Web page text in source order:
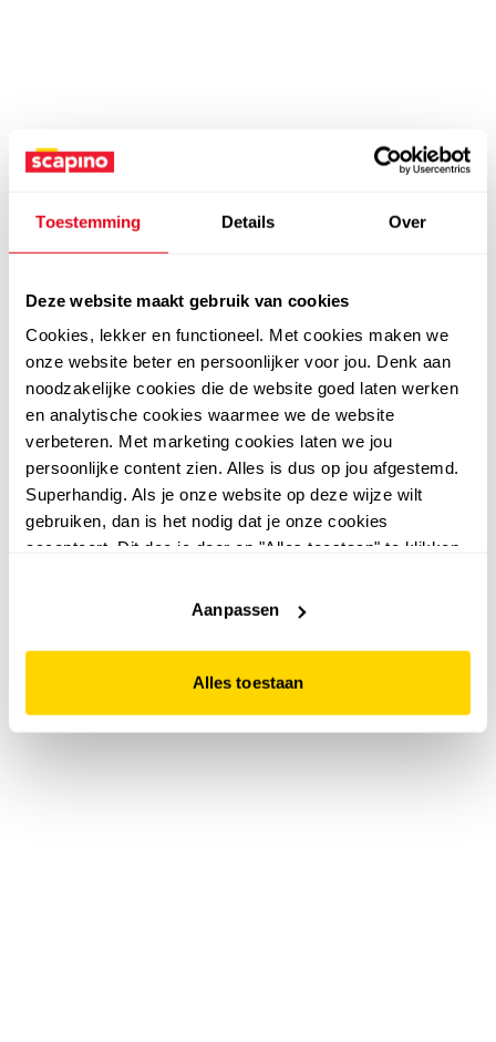
Toestemming Details Over
Deze website maakt gebruik van cookies
Cookies, lekker en functioneel. Met cookies maken we
onze website beter en persoonlijker voor jou. Denk aan
noodzakelijke cookies die de website goed laten werken
en analytische cookies waarmee we de website
verbeteren. Met marketing cookies laten we jou
persoonlijke content zien. Alles is dus op jou afgestemd.
Superhandig. Als je onze website op deze wijze wilt
gebruiken, dan is het nodig dat je onze cookies
accepteert. Dit doe je door op "Alles toestaan" te klikken.
website niet optimaal functioneert.
Aanpassen
Alles toestaan